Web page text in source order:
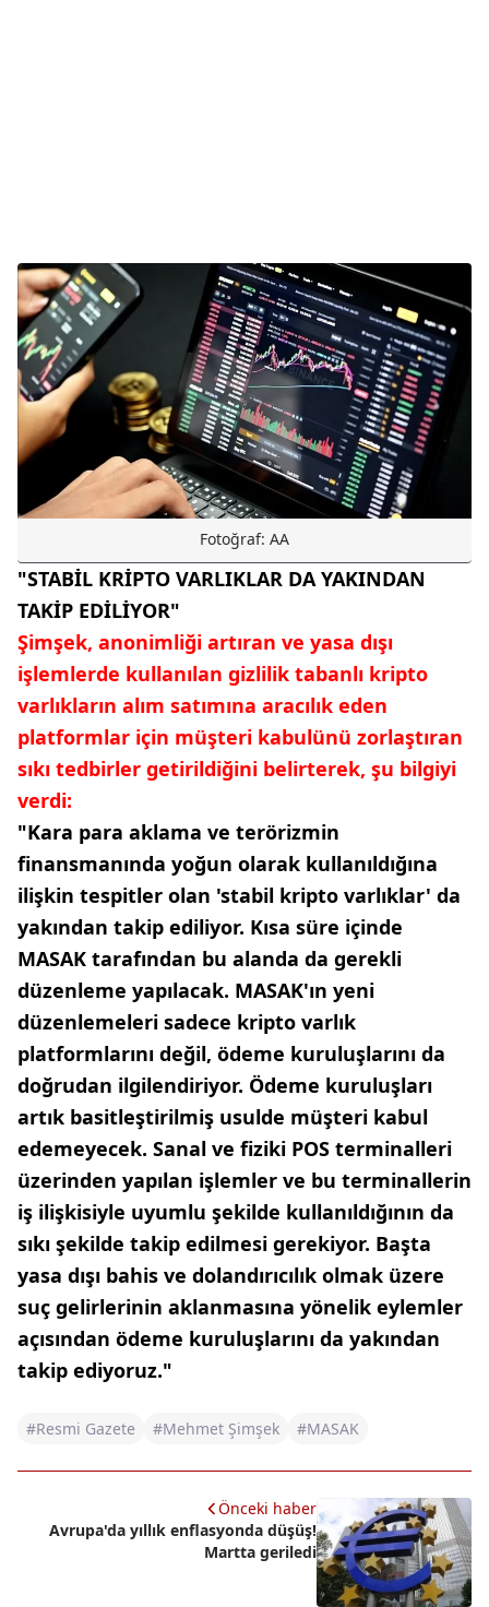
Fotoğraf: AA
"STABİL KRİPTO VARLIKLAR DA YAKINDAN
TAKİP EDİLİYOR"
Şimşek, anonimliği artıran ve yasa dışı
işlemlerde kullanılan gizlilik tabanlı kripto
varlıkların alım satımına aracılık eden
platformlar için müşteri kabulünü zorlaştıran
sıkı tedbirler getirildiğini belirterek, şu bilgiyi
verdi:
"Kara para aklama ve terörizmin
finansmanında yoğun olarak kullanıldığına
ilişkin tespitler olan 'stabil kripto varlıklar' da
yakından takip ediliyor. Kısa süre içinde
MASAK tarafından bu alanda da gerekli
düzenleme yapılacak. MASAK'ın yeni
düzenlemeleri sadece kripto varlık
platformlarını değil, ödeme kuruluşlarını da
doğrudan ilgilendiriyor. Ödeme kuruluşları
artık basitleştirilmiş usulde müşteri kabul
edemeyecek. Sanal ve fiziki POS terminalleri
üzerinden yapılan işlemler ve bu terminallerin
iş ilişkisiyle uyumlu şekilde kullanıldığının da
sıkı şekilde takip edilmesi gerekiyor. Başta
yasa dışı bahis ve dolandırıcılık olmak üzere
suç gelirlerinin aklanmasına yönelik eylemler
açısından ödeme kuruluşlarını da yakından
takip ediyoruz."
#Resmi Gazete #Mehmet Şimşek #MASAK
Önceki haber
Avrupa'da yıllık enflasyonda düşüş!
Martta geriledi